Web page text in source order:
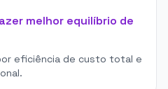
melhor equilíbrio de
eficiência de custo total e